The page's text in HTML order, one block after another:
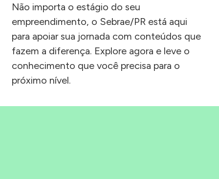
Não importa o estágio do seu
empreendimento, o Sebrae/PR está aqui
para apoiar sua jornada com conteúdos que
fazem a diferença. Explore agora e leve o
conhecimento que você precisa para o
próximo nível.